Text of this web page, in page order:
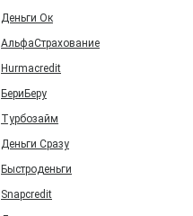
Деньги Ок
АльфаСтрахование
Hurmacredit
БериБеру
Турбозайм
Деньги Сразу
Быстроденьги
Snapcredit